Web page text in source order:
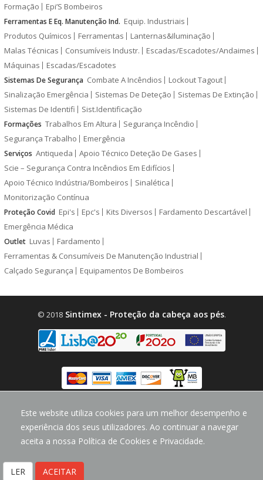
Este website utiliza cookies para um melhor desempenho e
experiência dos seus utilizadores. Ao continuar a navegar
aceita a nossa Política de Cookies e Privacidade.
LER ACEITAR
Formação
Epi’S Bombeiros
Ferramentas E Eq. Manutenção Ind. Equip. Industriais
Produtos Químicos
Ferramentas
Lanternas&Iluminação
Malas Técnicas
Consumíveis Industr.
Escadas/Escadotes/Andaimes
Máquinas
Escadas/Escadotes
Sistemas De Segurança Combate A Incêndios
Lockout Tagout
Sinalização Emergência
Sistemas De Deteção
Sistemas De Extinção
Sistemas De Identifi
Sist.Identificação
Formações Trabalhos Em Altura
Segurança Incêndio
Segurança Trabalho
Emergência
Serviços Antiqueda
Apoio Técnico Deteção De Gases
Scie – Segurança Contra Incêndios Em Edifícios
Apoio Técnico Indústria/Bombeiros
Sinalética
Monitorização Contínua
Proteção Covid Epi's Epc's Kits Diversos
Fardamento Descartável
Emergência Médica
Outlet Luvas
Fardamento
Ferramentas & Consumíveis De Manutenção Industrial
Calçado Segurança
Equipamentos De Bombeiros
© 2018Sintimex - Proteção da cabeça aos pés.
design byCodeMind.PT
Parceiro Digital desde 2018 Top 5% PME